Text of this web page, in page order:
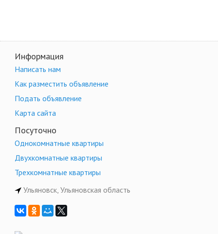
Информация
Написать нам
Как разместить объявление
Подать объявление
Карта сайта
Посуточно
Однокомнатные квартиры
Двухкомнатные квартиры
Трехкомнатные квартиры
Ульяновск, Ульяновская область